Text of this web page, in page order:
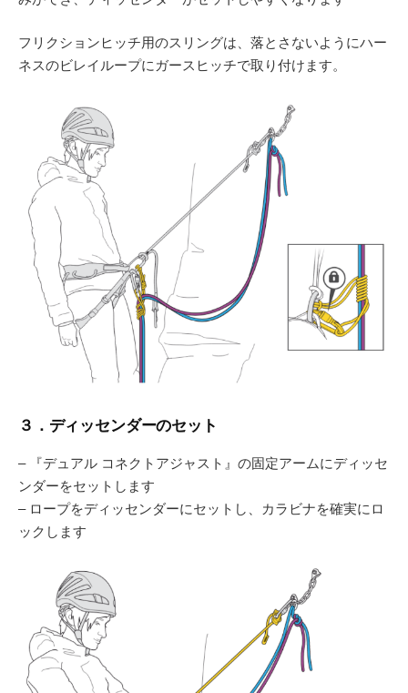
フリクションヒッチ用のスリングは、落とさないようにハー
ネスのビレイループにガースヒッチで取り付けます。
３．ディッセンダーのセット
– 『デュアル コネクトアジャスト』の固定アームにディッセ
ンダーをセットします
– ロープをディッセンダーにセットし、カラビナを確実にロ
ックします